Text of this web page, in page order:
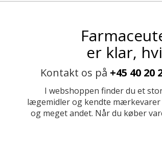
er klar,
Kontakt os på +45 40 20
I webshoppen finder du et
lægemidler og kendte
og meget andet. Når du køber